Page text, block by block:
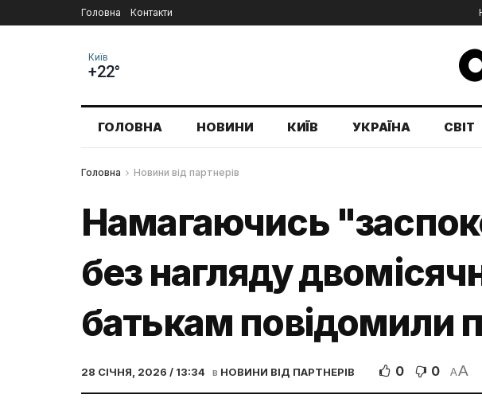
Головна Контакти
Київ
+22°
ГОЛОВНА НОВИНИ КИЇВ УКРАЇНА СВІТ
Головна Новини від партнерів
Намагаючись
без нагляду
батькам повідомили
28 СІЧНЯ, 2026 / 13:34 в НОВИНИ ВІД ПАРТНЕРІВ 0 0 AA